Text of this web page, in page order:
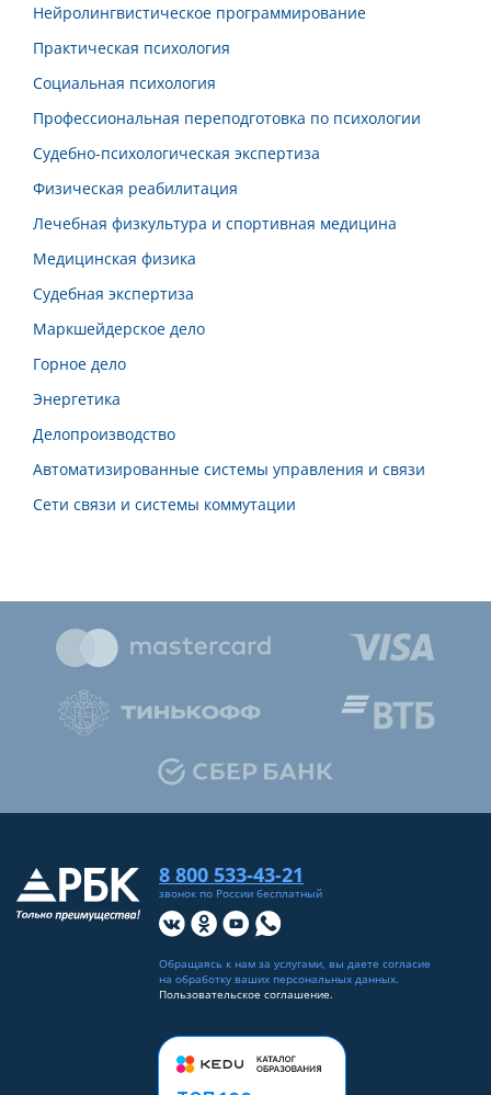
Нейролингвистическое программирование
Практическая психология
Социальная психология
Профессиональная переподготовка по психологии
Судебно-психологическая экспертиза
Физическая реабилитация
Лечебная физкультура и спортивная медицина
Медицинская физика
Судебная экспертиза
Маркшейдерское дело
Горное дело
Энергетика
Делопроизводство
Автоматизированные системы управления и связи
Сети связи и системы коммутации
8 800 533-43-21
звонок по России бесплатный
Обращаясь к нам за услугами, вы даете согласие
на обработку ваших персональных данных.
Пользовательское соглашение.